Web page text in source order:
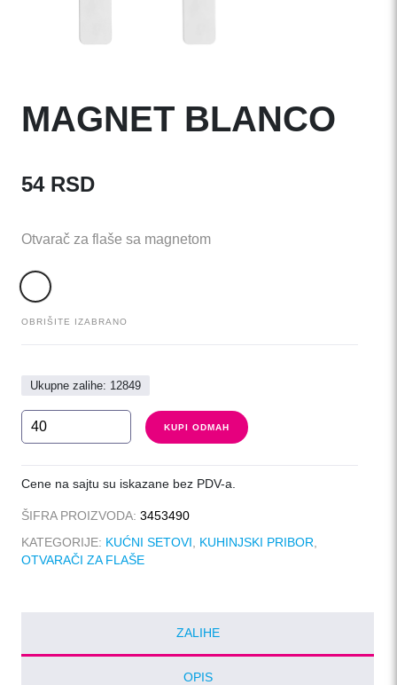
MAGNET BLANCO
54 RSD
Otvarač za flaše sa magnetom
OBRIŠITE IZABRANO
Ukupne zalihe: 12849
MAGNET
BLANCO
KUPI ODMAH
Cene na sajtu su iskazane bez PDV-a.
ŠIFRA PROIZVODA: 3453490
KATEGORIJE: KUĆNI SETOVI , KUHINJSKI PRIBOR,
OTVARAČI ZA FLAŠE
ZALIHE
OPIS